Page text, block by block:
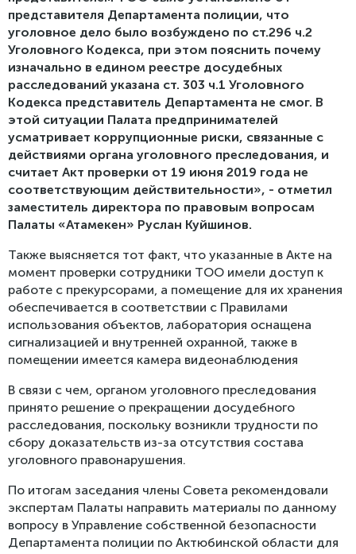
представителя Департамента полиции, что
уголовное дело было возбуждено по ст.296 ч.2
Уголовного Кодекса, при этом пояснить почему
изначально в едином реестре досудебных
расследований указана ст. 303 ч.1 Уголовного
Кодекса представитель Департамента не смог. В
этой ситуации Палата предпринимателей
усматривает коррупционные риски, связанные с
действиями органа уголовного преследования, и
считает Акт проверки от 19 июня 2019 года не
соответствующим действительности», - отметил
заместитель директора по правовым вопросам
Палаты «Атамекен» Руслан Куйшинов.
Также выясняется тот факт, что указанные в Акте на
момент проверки сотрудники ТОО имели доступ к
работе с прекурсорами, а помещение для их хранения
обеспечивается в соответствии с Правилами
использования объектов, лаборатория оснащена
сигнализацией и внутренней охранной, также в
помещении имеется камера видеонаблюдения
В связи с чем, органом уголовного преследования
принято решение о прекращении досудебного
расследования, поскольку возникли трудности по
сбору доказательств из-за отсутствия состава
уголовного правонарушения.
По итогам заседания члены Совета рекомендовали
экспертам Палаты направить материалы по данному
вопросу в Управление собственной безопасности
Департамента полиции по Актюбинской области для